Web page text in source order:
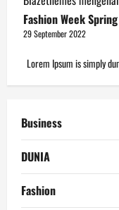
Fashion Week Spring
29 September 2022
Lorem Ipsum is simply
Business
DUNIA
Fashion